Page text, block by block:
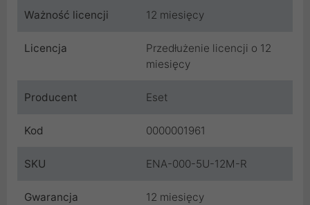
Ważność licencji 12 miesięcy
Licencja
Przedłużenie licencji o 12
miesięcy
Producent Eset
Kod 0000001961
SKU ENA-000-5U-12M-R
Gwarancja
12 miesięcy